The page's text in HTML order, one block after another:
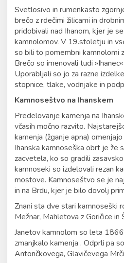
Svetlosivo in rumenkasto
brečo z rdečimi žilicami in
pridobivali nad Ihanom, kjer je
kamnolomov. V 19.stoletju in
so bili to pomembni kamnolomi
Brečo so imenovali tudi
Uporabljali so jo za razne
stopnice, tlake, vodnjake in
Kamnoseštvo na Ihanskem
Predelovanje kamenja na
včasih močno razvito.
kamenja (žganje apna)
Ihanska kamnoseška obrt je že
zacvetela, ko so gradili
kamnoseki so izdelovali rezan
mostove. Kamnoseštvo se je
in na Brdu, kjer je bilo dovolj
Znani sta dve stari kamnoseški
Mežnar, Mahletova z Goričice in
Janetov kamnolom so leta
zmanjkalo kamenja . Odprli pa
Antončkovega, Glavičevega